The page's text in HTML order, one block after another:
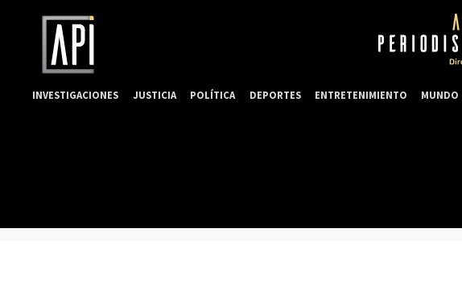
INVESTIGACIONES JUSTICIA POLÍTICA DEPORTES ENTRETENIMIENTO MUNDO